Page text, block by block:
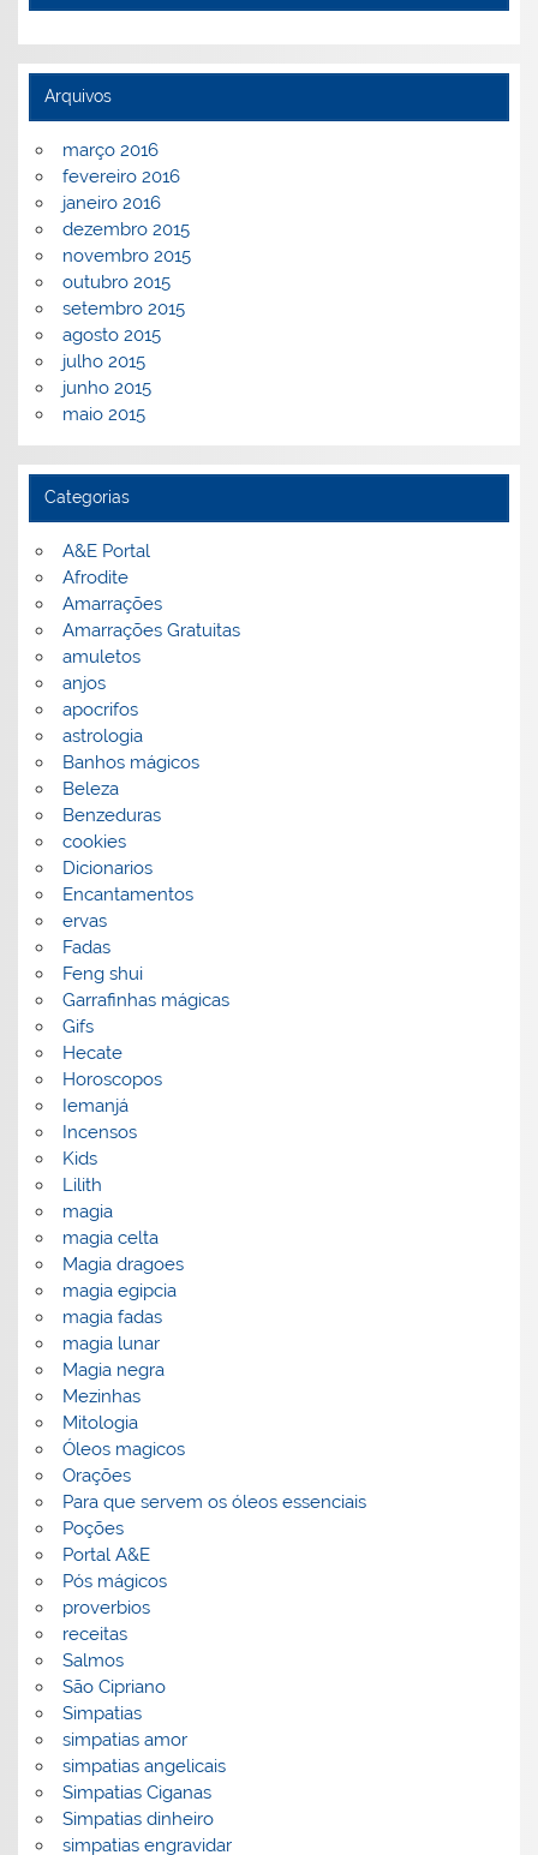
Arquivos
março 2016
fevereiro 2016
janeiro 2016
dezembro 2015
novembro 2015
outubro 2015
setembro 2015
agosto 2015
julho 2015
junho 2015
maio 2015
Categorias
A&E Portal
Afrodite
Amarrações
Amarrações Gratuitas
amuletos
anjos
apocrifos
astrologia
Banhos mágicos
Beleza
Benzeduras
cookies
Dicionarios
Encantamentos
ervas
Fadas
Feng shui
Garrafinhas mágicas
Gifs
Hecate
Horoscopos
Iemanjá
Incensos
Kids
Lilith
magia
magia celta
Magia dragoes
magia egipcia
magia fadas
magia lunar
Magia negra
Mezinhas
Mitologia
Óleos magicos
Orações
Para que servem os óleos essenciais
Poções
Portal A&E
Pós mágicos
proverbios
receitas
Salmos
São Cipriano
Simpatias
simpatias amor
simpatias angelicais
Simpatias Ciganas
Simpatias dinheiro
simpatias engravidar